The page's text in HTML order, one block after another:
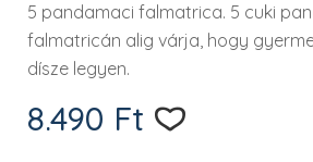
5 pandamaci falmatrica. 5 cuki
falmatricán alig várja, hogy
dísze legyen.
8.490 Ft